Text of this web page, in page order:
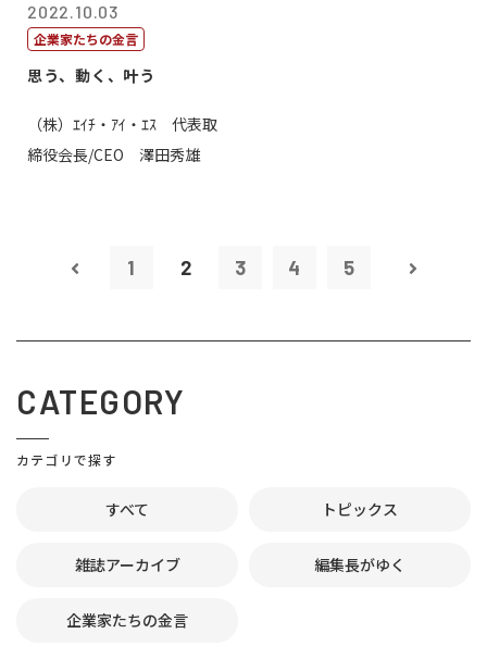
2022.10.03
企業家たちの金言
思う、動く、叶う
（株）ｴｲﾁ・ｱｲ・ｴｽ 代表取
締役会長/CEO 澤田秀雄
1 2 3 4 5
CATEGORY
カテゴリで探す
すべて トピックス
雑誌アーカイブ 編集長がゆく
企業家たちの金言